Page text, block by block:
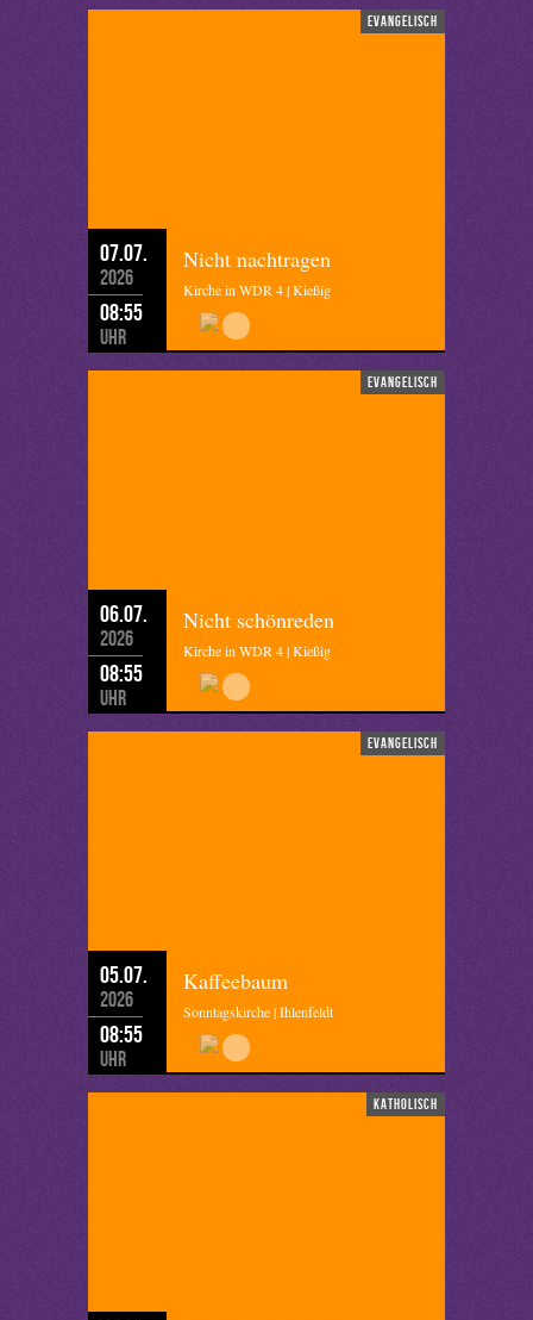
evangelisch
07.07.
2026
08:55
Uhr
Nicht nachtragen
Kirche in WDR 4 | Kießig
evangelisch
06.07.
2026
08:55
Uhr
Nicht schönreden
Kirche in WDR 4 | Kießig
evangelisch
05.07.
2026
08:55
Uhr
Kaffeebaum
Sonntagskirche | Ihlenfeldt
katholisch